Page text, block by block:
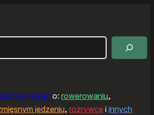
o: rowerowaniu,
jedzeniu, rozrywce i innych